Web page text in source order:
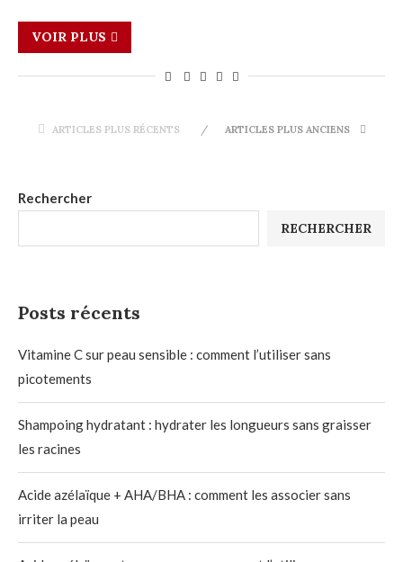
VOIR PLUS
ARTICLES PLUS RÉCENTS ARTICLES PLUS ANCIENS
Rechercher
RECHERCHER
Posts récents
Vitamine C sur peau sensible : comment l’utiliser sans
picotements
Shampoing hydratant : hydrater les longueurs sans graisser
les racines
Acide azélaïque + AHA/BHA : comment les associer sans
irriter la peau